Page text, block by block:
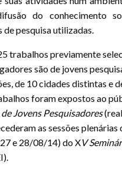
do conhecimento
pesquisa utilizadas.
trabalhos previamente
são de jovens
de 10 cidades distintas e
foram expostos ao
Jovens Pesquisadores
as sessões plenárias
e 28/08/14) do XV